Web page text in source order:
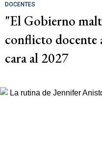
DOCENTES
"El Gobierno
conflicto docente
cara al 2027